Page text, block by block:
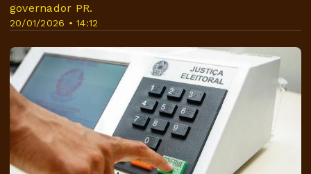
20/01/2026 • 14:12
governador PR.